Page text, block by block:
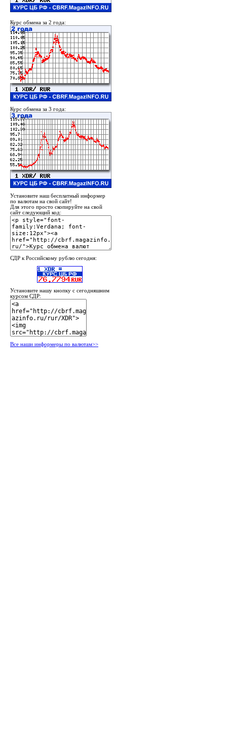
Курс обмена за 2 года:
Курс обмена за 3 года:
Установите наш бесплатный информер
по валютам на свой сайт!
Для этого просто скопируйте на свой
сайт следующий код:
СДР к Российскому рублю сегодня:
Установите нашу кнопку с сегодняшним
курсом СДР:
Все наши информеры по валютам>>